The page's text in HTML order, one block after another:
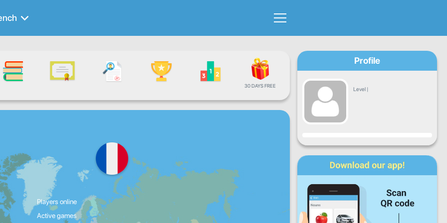
30 DAYS FREE
Players online
Active games
Profile
Level |
Progress
Mon Wed Thu